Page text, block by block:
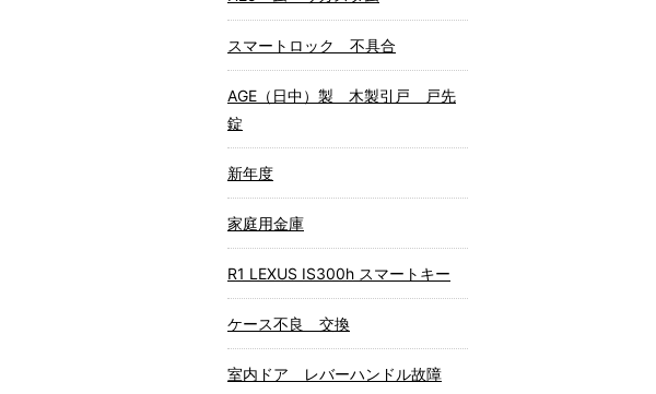
スマートロック 不具合
AGE（日中）製 木製引戸 戸先
錠
新年度
家庭用金庫
R1 LEXUS IS300h スマートキー
ケース不良 交換
室内ドア レバーハンドル故障